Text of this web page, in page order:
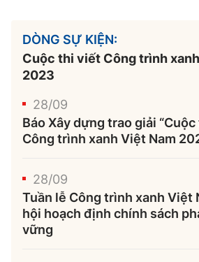
DÒNG SỰ KIỆN:
Cuộc thi viết Công trình
2023
28/09
Báo Xây dựng trao giải
Công trình xanh Việt Nam
28/09
Tuần lễ Công trình xanh Việt
hội hoạch định chính sách
vững